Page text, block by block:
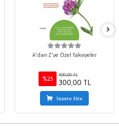
A’dan Z’ye Özel Takviyeler
%25
400,00 TL
300,00 TL
Sepete Ekle